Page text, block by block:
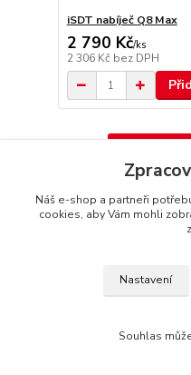
iSDT nabíječ Q8 Max
2 790 Kč/ks
2 306 Kč bez DPH
strana
Novinky z
Náš e-shop a partneři
cookies, aby Vám mohli
Nastavení
Souhlas